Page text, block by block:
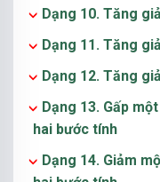
Dạng 10. Tăng
Dạng 11. Tăng
Dạng 12. Tăng
Dạng 13. Gấp
hai bước tính
Dạng 14. Giảm